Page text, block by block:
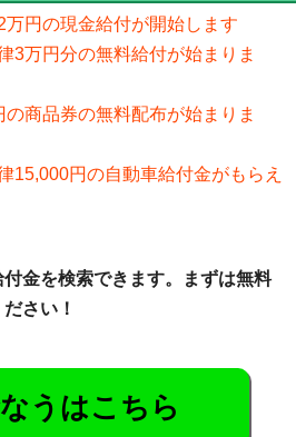
万円の現金給付が開始します
3万円分の無料給付が始まりま
の商品券の無料配布が始まりま
15,000円の自動車給付金がもらえ
金を検索できます。まずは無料
さい！
うはこちら